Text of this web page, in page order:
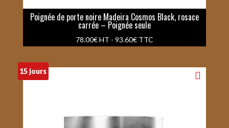
Poignée de porte noire Madeira Cosmos Black, rosace
carrée – Poignée seule
78.00€HT - 93.60€TTC
15 jours